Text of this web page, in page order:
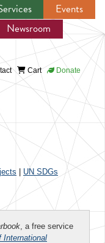
Events
Newsroom
Cart Donate
UN SDGs
, a free service
International